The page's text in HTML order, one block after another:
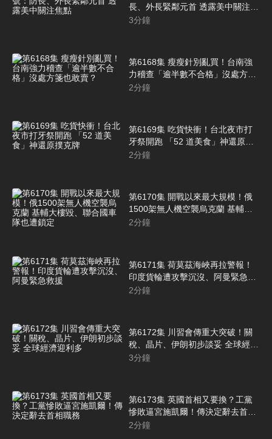
長、外長緊鄰元首 透露美中關注焦
點
3分鐘
第6168集 瘦瘦針別亂買！台南強
力稽查「逾半數不合格」沒處方箋
也敢賣？
2分鐘
第6169集 吃貨快衝！台北夜市打
牙祭開跑 「52 道美食」神還原撲
克牌
2分鐘
第6170集 開戰以來最大規模！俄
1500架無人機空襲烏克蘭 基輔大
樓毀、聯合國車隊也遭鎖定
2分鐘
第6171集 荷莫茲海峽再拉警報！
印度貨輪遭攻擊沉沒、阿曼緊急救
援
2分鐘
第6172集 川習會傳重大突破！關
稅、晶片、伊朗初步談妥 全球經濟
迎利多
3分鐘
第6173集 英國首相又要換？工黨
慘敗逼宮施凱爾！傳決定辭去首相
職務
2分鐘